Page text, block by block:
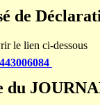
de
le lien ci-dessous
du